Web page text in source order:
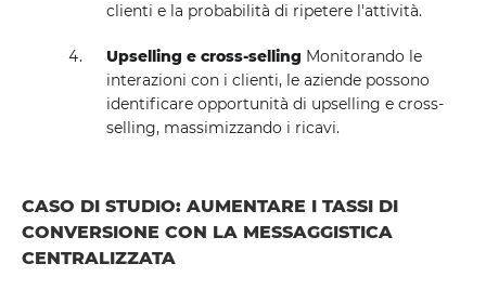
clienti e la probabilità di ripetere l'attività.
Upselling e cross-selling Monitorando le
interazioni con i clienti, le aziende possono
identificare opportunità di upselling e cross-
selling, massimizzando i ricavi.
CASO DI STUDIO: AUMENTARE I TASSI DI
CONVERSIONE CON LA MESSAGGISTICA
CENTRALIZZATA